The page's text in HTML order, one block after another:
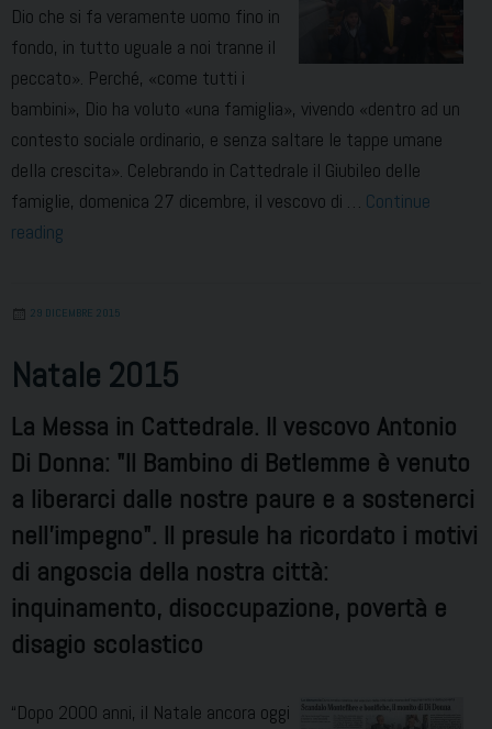
Dio che si fa veramente uomo fino in
fondo, in tutto uguale a noi tranne il
peccato». Perché, «come tutti i
bambini», Dio ha voluto «una famiglia», vivendo «dentro ad un
contesto sociale ordinario, e senza saltare le tappe umane
della crescita». Celebrando in Cattedrale il Giubileo delle
famiglie, domenica 27 dicembre, il vescovo di … Continue
reading
in
29 DICEMBRE 2015
Natale 2015
La Messa in Cattedrale. Il vescovo Antonio
Di Donna: "Il Bambino di Betlemme è venuto
a liberarci dalle nostre paure e a sostenerci
nell'impegno". Il presule ha ricordato i motivi
di angoscia della nostra città:
inquinamento, disoccupazione, povertà e
disagio scolastico
“Dopo 2000 anni, il Natale ancora oggi